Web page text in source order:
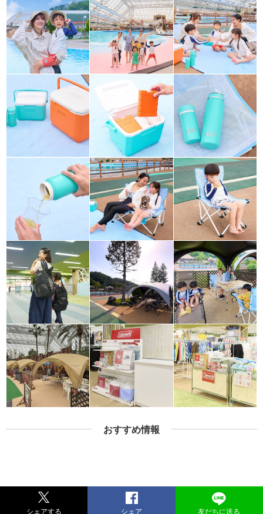
おすすめ情報
シェアする シェア 友だちに送る